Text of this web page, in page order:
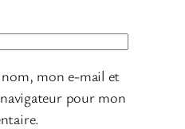
mon e-mail et
pour mon